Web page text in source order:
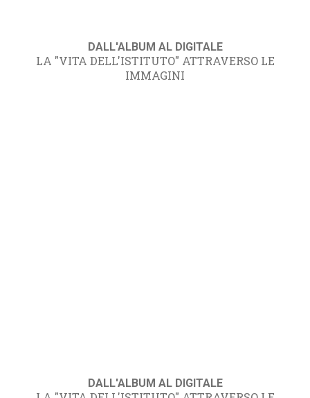
DALL'ALBUM AL DIGITALE
LA "VITA DELL'ISTITUTO" ATTRAVERSO LE
IMMAGINI
DALL'ALBUM AL DIGITALE